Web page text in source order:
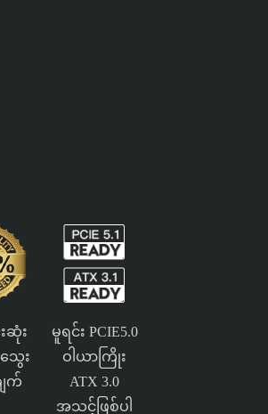
ဆုံး
ေး
က်
မူရင်း PCIE5.0
ဝါယာကြိုး
ATX 3.0
အသင့်ဖြစ်ပါ